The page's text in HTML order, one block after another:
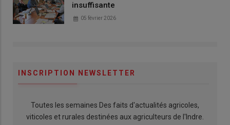
insuffisante
05 février 2026
INSCRIPTION NEWSLETTER
Toutes les semaines Des faits d'actualités agricoles,
viticoles et rurales destinées aux agriculteurs de l'Indre.